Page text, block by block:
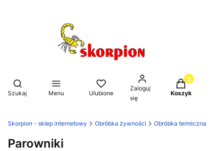
Otwórz wyszukiwarkę
Szukaj Menu Ulubione
Zaloguj
się
Produkty w
Koszyk
Skorpion - sklep internetowy Obróbka żywności Obróbka termiczna
Parowniki